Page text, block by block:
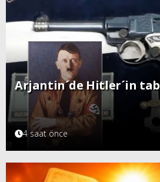
Arjantin´de Hitler´in
4 saat önce